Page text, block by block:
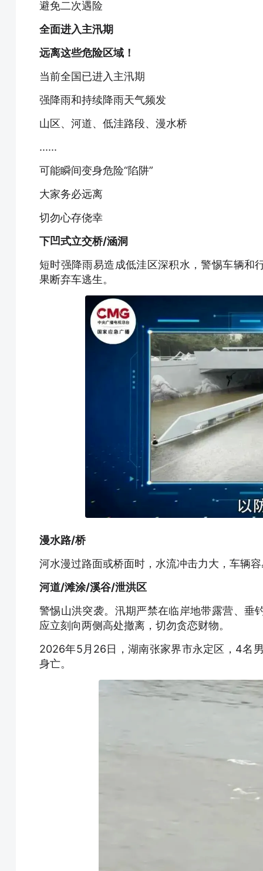
避免二次遇险
全面进入主汛期
远离这些危险区域！
当前全国已进入主汛期
强降雨和持续降雨天气频发
山区、河道、低洼路段、漫水桥
......
可能瞬间变身危险“陷阱”
大家务必远离
切勿心存侥幸
下凹式立交桥/涵洞
短时强降雨易造成低洼区深积水，警惕车辆和
果断弃车逃生。
漫水路/桥
河水漫过路面或桥面时，水流冲击力大，车辆
河道/滩涂/溪谷/泄洪区
警惕山洪突袭。汛期严禁在临岸地带露营、垂
应立刻向两侧高处撤离，切勿贪恋财物。
2026年5月26日，湖南张家界市永定区，4名
身亡。